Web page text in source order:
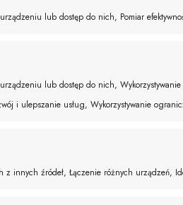
lub dostęp do nich, Pomiar
lub dostęp do nich,
i ulepszanie usług, Wykorzystywanie
z innych źródeł, Łączenie różnych urządzeń,